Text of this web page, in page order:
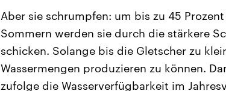
Aber sie schrumpfen: um bis zu 45
Sommern werden sie durch die stärkere
schicken. Solange bis die Gletscher zu
Wassermengen produzieren zu können.
zufolge die Wasserverfügbarkeit im